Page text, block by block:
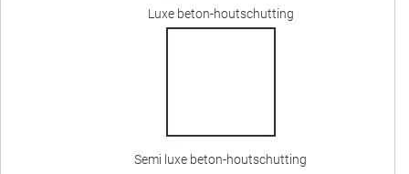
Luxe beton-houtschutting
Semi luxe beton-houtschutting